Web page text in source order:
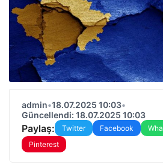
admin•18.07.2025 10:03•
Güncellendi: 18.07.2025 10:03
Paylaş: Twitter Facebook
Pinterest